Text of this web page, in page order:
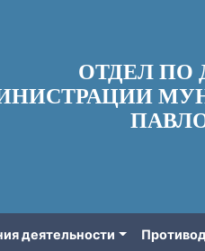
ОТДЕЛ
деятельности